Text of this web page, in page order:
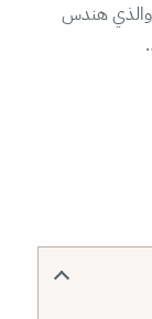
والذي هندس